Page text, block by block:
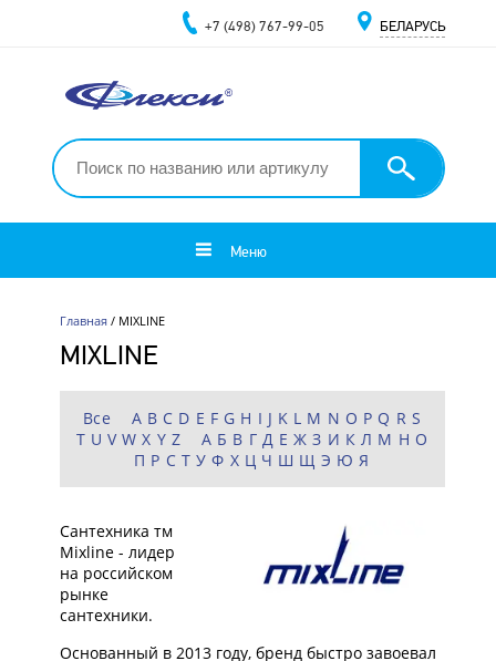
+7 (498) 767-99-05 БЕЛАРУСЬ
Меню
Главная/ MIXLINE
MIXLINE
Все A B C D E F G H I J K L M N O P Q R S
T U V W X Y Z А Б В Г Д Е Ж З И К Л М Н О
П Р С Т У Ф Х Ц Ч Ш Щ Э Ю Я
Сантехника тм
Mixline - лидер
на российском
рынке
сантехники.
Основанный в 2013 году, бренд быстро завоевал